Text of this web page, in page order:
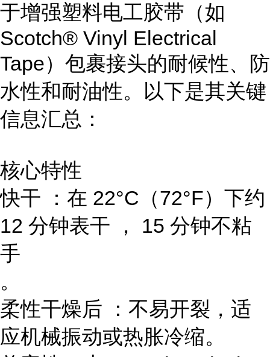
于增强塑料电工胶带（如
Scotch® Vinyl Electrical
Tape）包裹接头的耐候性、防
水性和耐油性。以下是其关键
信息汇总：
核心特性
快干 ：在 22°C（72°F）下约
12 分钟表干 ， 15 分钟不粘
手
。
柔性干燥后 ：不易开裂，适
应机械振动或热胀冷缩。